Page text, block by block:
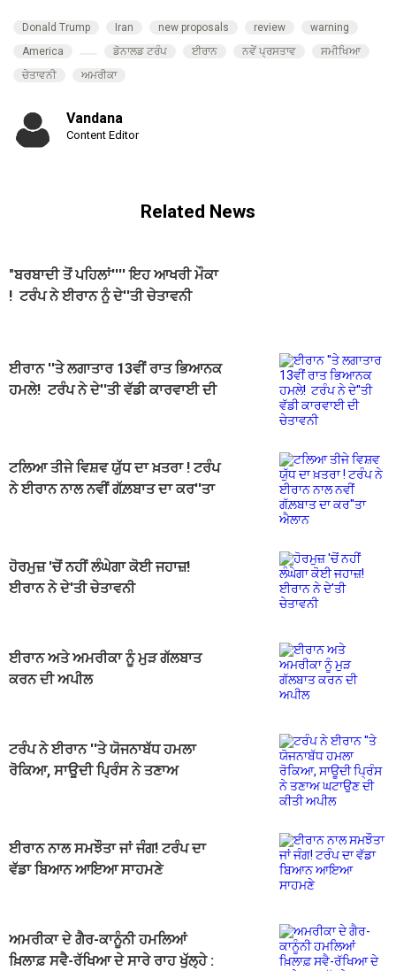
Donald Trump Iran new proposals review
warning
America
ਡੋਨਾਲਡ ਟਰੰਪ ਈਰਾਨ ਨਵੇਂ ਪ੍ਰਸਤਾਵ
ਸਮੀਖਿਆ
ਚੇਤਾਵਨੀ
ਅਮਰੀਕਾ
Vandana
Content Editor
Related News
"ਬਰਬਾਦੀ ਤੋਂ ਪਹਿਲਾਂ'''' ਇਹ ਆਖਰੀ ਮੌਕਾ
! ਟਰੰਪ ਨੇ ਈਰਾਨ ਨੂੰ ਦੇ''ਤੀ ਚੇਤਾਵਨੀ
ਈਰਾਨ ''ਤੇ ਲਗਾਤਾਰ 13ਵੀਂ ਰਾਤ ਭਿਆਨਕ
ਹਮਲੇ! ਟਰੰਪ ਨੇ ਦੇ''ਤੀ ਵੱਡੀ ਕਾਰਵਾਈ ਦੀ
ਟਲਿਆ ਤੀਜੇ ਵਿਸ਼ਵ ਯੁੱਧ ਦਾ ਖ਼ਤਰਾ ! ਟਰੰਪ
ਨੇ ਈਰਾਨ ਨਾਲ ਨਵੀਂ ਗੱਲ਼ਬਾਤ ਦਾ ਕਰ''ਤਾ
ਹੋਰਮੁਜ਼ 'ਚੋਂ ਨਹੀਂ ਲੰਘੇਗਾ ਕੋਈ ਜਹਾਜ਼!
ਈਰਾਨ ਨੇ ਦੇ'ਤੀ ਚੇਤਾਵਨੀ
ਈਰਾਨ ਅਤੇ ਅਮਰੀਕਾ ਨੂੰ ਮੁੜ ਗੱਲਬਾਤ
ਕਰਨ ਦੀ ਅਪੀਲ
ਟਰੰਪ ਨੇ ਈਰਾਨ ''ਤੇ ਯੋਜਨਾਬੱਧ ਹਮਲਾ
ਰੋਕਿਆ, ਸਾਊਦੀ ਪ੍ਰਿੰਸ ਨੇ ਤਣਾਅ
ਈਰਾਨ ਨਾਲ ਸਮਝੌਤਾ ਜਾਂ ਜੰਗ! ਟਰੰਪ ਦਾ
ਵੱਡਾ ਬਿਆਨ ਆਇਆ ਸਾਹਮਣੇ
ਅਮਰੀਕਾ ਦੇ ਗੈਰ-ਕਾਨੂੰਨੀ ਹਮਲਿਆਂ
ਖ਼ਿਲਾਫ਼ ਸਵੈ-ਰੱਖਿਆ ਦੇ ਸਾਰੇ ਰਾਹ ਖੁੱਲ੍ਹੇ :